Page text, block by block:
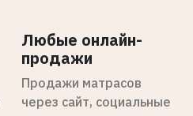
Любые онлайн-
продажи
Продажи матрасов
через сайт, социальные